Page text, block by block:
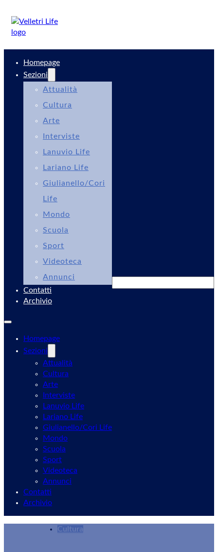
Homepage
Sezioni
Attualità
Cultura
Arte
Interviste
Lanuvio Life
Lariano Life
Giulianello/Cori
Life
Mondo
Scuola
Sport
Videoteca
Annunci
Contatti
Archivio
Homepage
Sezioni
Attualità
Cultura
Arte
Interviste
Lanuvio Life
Lariano Life
Giulianello/Cori Life
Mondo
Scuola
Sport
Videoteca
Annunci
Contatti
Archivio
Cultura